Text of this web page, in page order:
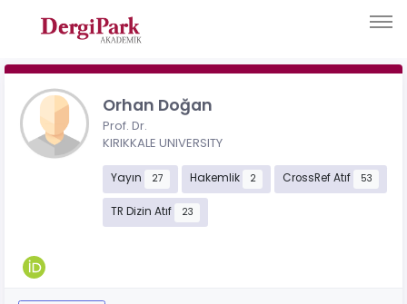
Orhan Doğan
Prof. Dr.
KIRIKKALE UNIVERSITY
Yayın 27 Hakemlik 2 CrossRef Atıf 53
TR Dizin Atıf 23